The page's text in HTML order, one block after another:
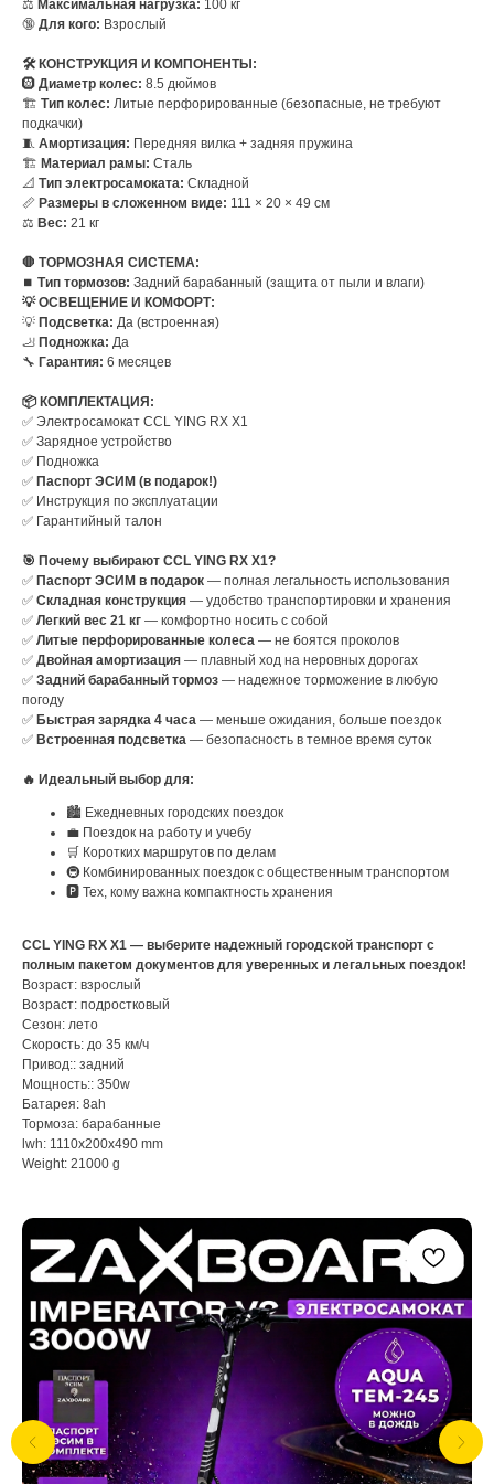
⚖️ Максимальная нагрузка: 100 кг
🔞 Для кого: Взрослый
🛠️ КОНСТРУКЦИЯ И КОМПОНЕНТЫ:
🛞 Диаметр колес: 8.5 дюймов
🏗️ Тип колес: Литые перфорированные (безопасные, не требуют
подкачки)
🧵 Амортизация: Передняя вилка + задняя пружина
🏗️ Материал рамы: Сталь
📐 Тип электросамоката: Складной
📏 Размеры в сложенном виде: 111 × 20 × 49 см
⚖️ Вес: 21 кг
🛑 ТОРМОЗНАЯ СИСТЕМА:
⏹️ Тип тормозов: Задний барабанный (защита от пыли и влаги)
💡 ОСВЕЩЕНИЕ И КОМФОРТ:
💡 Подсветка: Да (встроенная)
🦶 Подножка: Да
🔧 Гарантия: 6 месяцев
📦 КОМПЛЕКТАЦИЯ:
✅ Электросамокат CCL YING RX X1
✅ Зарядное устройство
✅ Подножка
✅ Паспорт ЭСИМ (в подарок!)
✅ Инструкция по эксплуатации
✅ Гарантийный талон
🎯 Почему выбирают CCL YING RX X1?
✅ Паспорт ЭСИМ в подарок — полная легальность использования
✅ Складная конструкция — удобство транспортировки и хранения
✅ Легкий вес 21 кг — комфортно носить с собой
✅ Литые перфорированные колеса — не боятся проколов
✅ Двойная амортизация — плавный ход на неровных дорогах
✅ Задний барабанный тормоз — надежное торможение в любую
погоду
✅ Быстрая зарядка 4 часа — меньше ожидания, больше поездок
✅ Встроенная подсветка — безопасность в темное время суток
🔥 Идеальный выбор для:
🏙️ Ежедневных городских поездок
💼 Поездок на работу и учебу
🛒 Коротких маршрутов по делам
🚇 Комбинированных поездок с общественным транспортом
🅿️ Тех, кому важна компактность хранения
CCL YING RX X1 — выберите надежный городской транспорт с
полным пакетом документов для уверенных и легальных поездок!
Возраст: взрослый
Возраст: подростковый
Сезон: лето
Скорость: до 35 км/ч
Привод:: задний
Мощность:: 350w
Батарея: 8ah
Тормоза: барабанные
lwh: 1110x200x490 mm
Weight: 21000 g